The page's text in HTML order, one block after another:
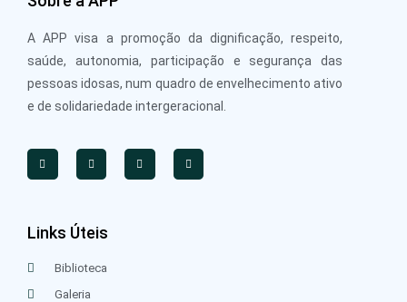
A APP visa a promoção da dignificação, respeito,
saúde, autonomia, participação e segurança das
pessoas idosas, num quadro de envelhecimento ativo
e de solidariedade intergeracional.
Links Úteis
Biblioteca
Galeria